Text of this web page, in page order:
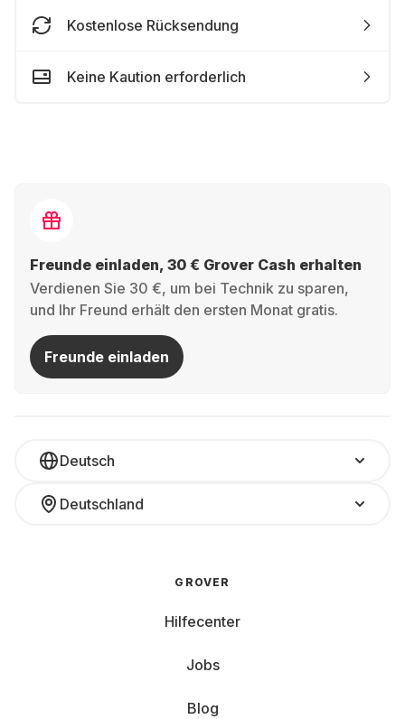
Kostenlose Rücksendung
Keine Kaution erforderlich
Freunde einladen, 30 € Grover Cash erhalten
Verdienen Sie 30 €, um bei Technik zu sparen,
und Ihr Freund erhält den ersten Monat gratis.
Freunde einladen
Deutsch
Deutschland
GROVER
Hilfecenter
Jobs
Blog